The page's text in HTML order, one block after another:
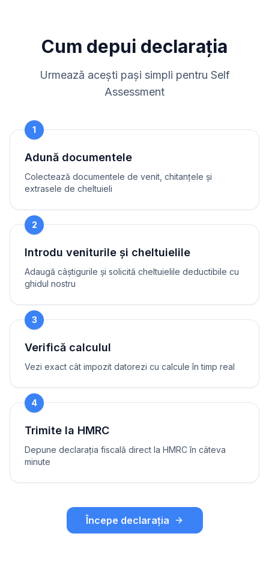
Cum depui declarația
Urmează acești pași simpli pentru Self
Assessment
1
Adună documentele
Colectează documentele de venit, chitanțele și
extrasele de cheltuieli
2
Introdu veniturile și cheltuielile
Adaugă câștigurile și solicită cheltuielile deductibile cu
ghidul nostru
3
Verifică calculul
Vezi exact cât impozit datorezi cu calcule în timp real
4
Trimite la HMRC
Depune declarația fiscală direct la HMRC în câteva
minute
Începe declarația